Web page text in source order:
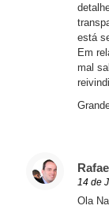
está
Em
mal
14 de
Ola